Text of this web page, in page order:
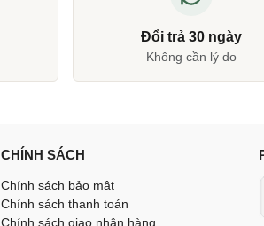
Đổi trả 30 ngày
Không cần lý do
CHÍNH SÁCH
Chính sách bảo mật
Chính sách thanh toán
Chính sách giao nhận hàng